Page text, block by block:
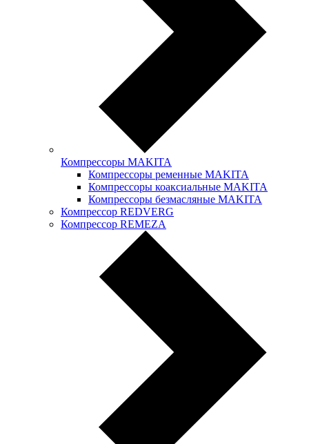
Компрессоры MAKITA
Компрессоры ременные MAKITA
Компрессоры коаксиальные MAKITA
Компрессоры безмасляные MAKITA
Компрессор REDVERG
Компрессор REMEZA